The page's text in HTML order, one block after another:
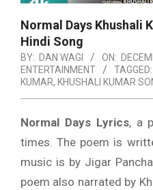
Normal Days Khushali
Hindi Song
BY: DAN WAGI ON:
ENTERTAINMENT
TAGGED:
KUMAR, KHUSHALI KUMAR
Normal Days Lyrics, a
times. The poem is
music is by Jigar
poem also narrated by